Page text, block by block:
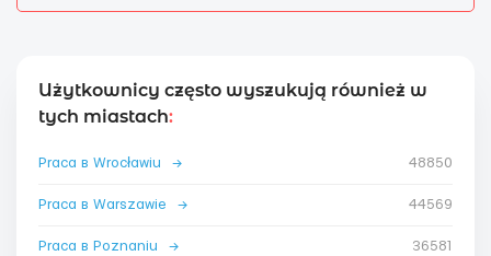
Użytkownicy często wyszukują również w
tych miastach:
Praca в Wrocławiu → 48850
Praca в Warszawie → 44569
Praca в Poznaniu → 36581